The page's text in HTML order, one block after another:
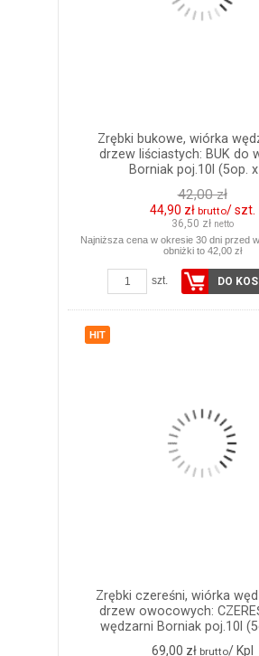
Zrębki bukowe, wiórka
drzew liściastych: BUK do
Borniak poj.10l (5op.
42,00 zł
44,90 zł brutto/ szt.
36,50 zł netto
Najniższa cena w okresie 30 dni przed
obniżki to 42,00 zł
szt. DO
HIT
Zrębki czereśni, wiórka
drzew owocowych:
wędzarni Borniak poj.10l
69,00 zł brutto/ Kpl